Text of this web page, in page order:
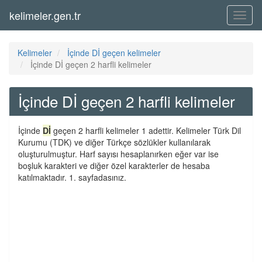
Menü
kelimeler.gen.tr
Kelimeler
İçinde Dİ geçen kelimeler
İçinde Dİ geçen 2 harfli kelimeler
İçinde Dİ geçen 2 harfli kelimeler
İçinde Dİ geçen 2 harfli kelimeler 1 adettir. Kelimeler Türk Dil
Kurumu (TDK) ve diğer Türkçe sözlükler kullanılarak
oluşturulmuştur. Harf sayısı hesaplanırken eğer var ise
boşluk karakteri ve diğer özel karakterler de hesaba
katılmaktadır. 1. sayfadasınız.